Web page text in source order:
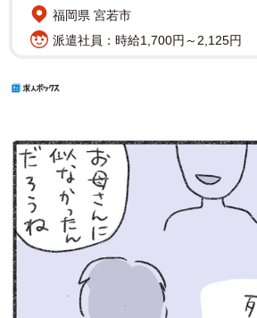
福岡県 宮若市
派遣社員：時給1,700円～2,125円